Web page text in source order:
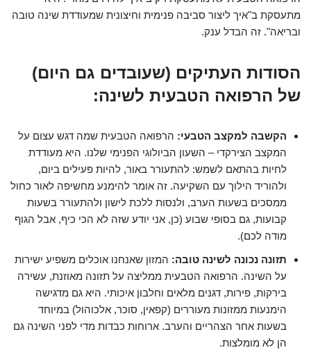
מתעסקת ב"איך ליצור סביבה פנימית וחיצונית שמעודדת שינה טובה
ובריאה". זה הבדל ענק.
הסודות העתיקים (שעובדים גם היום)
של הרפואה הטבעית לשינה:
הקשבה למקצב הטבעי: הרפואה הטבעית שמה דגש עצום על
המקצב הצירקדי – השעון הביולוגי הפנימי שלנו. היא מעודדת
לחיות בהתאם לשמש: להתעורר באור, להיות פעילים ביום,
ולהוריד הילוך עם השקיעה. זה אומר להימנע מחשיפה לאור כחול
ממסכים בשעות הערב, ולנסות ללכת לישון ולהתעורר בשעות
קבועות, גם בסופי שבוע (כן, אני יודע שזה לא הכי כיף, אבל הגוף
מודה לכם).
תזונה נכונה לשינה טובה: המזון שאנחנו אוכלים משפיע ישירות
על השינה. הרפואה הטבעית ממליצה על תזונה מאוזנת, עשירה
בירקות, פירות, דגנים מלאים וחלבון איכותי. היא גם מדגישה
הימנעות ממזונות מעוררים (קפאין, סוכר, אלכוהול) במיוחד
בשעות אחר הצהריים והערב. ארוחות כבדות מדי לפני השינה גם
הן לא מומלצות.